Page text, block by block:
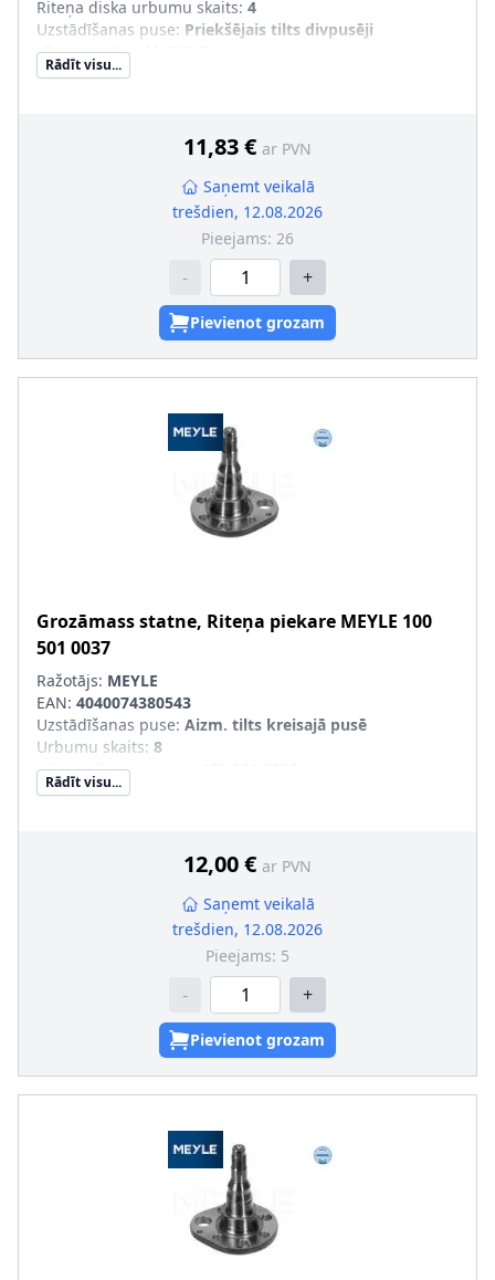
Riteņa diska urbumu skaits: 4
Uzstādīšanas puse: Priekšējais tilts divpusēji
Vītnes izmērs
Ārējais diametrs [mm]
Rādīt visu...
11,83 € ar PVN
Saņemt veikalā
trešdien, 12.08.2026
Pieejams: 26
- +
Pievienot grozam
Grozāmass statne, Riteņa piekare MEYLE 100
501 0037
Ražotājs: MEYLE
EAN: 4040074380543
Uzstādīšanas puse: Aizm. tilts kreisajā pusē
Urbumu skaits: 8
pāra artikulu numuri
Rādīt visu...
12,00 € ar PVN
Saņemt veikalā
trešdien, 12.08.2026
Pieejams: 5
- +
Pievienot grozam